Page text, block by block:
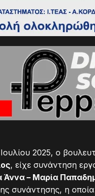
Ιουλίου 2025, ο
, είχε συνάντηση
Άννα – Μαρία
συνάντησης, η